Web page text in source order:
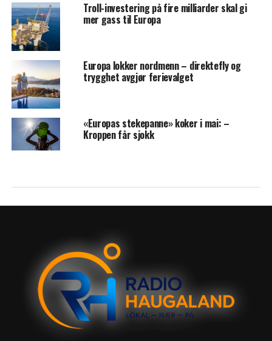
Troll-investering på fire milliarder skal gi
mer gass til Europa
Europa lokker nordmenn – direktefly og
trygghet avgjør ferievalget
«Europas stekepanne» koker i mai: –
Kroppen får sjokk